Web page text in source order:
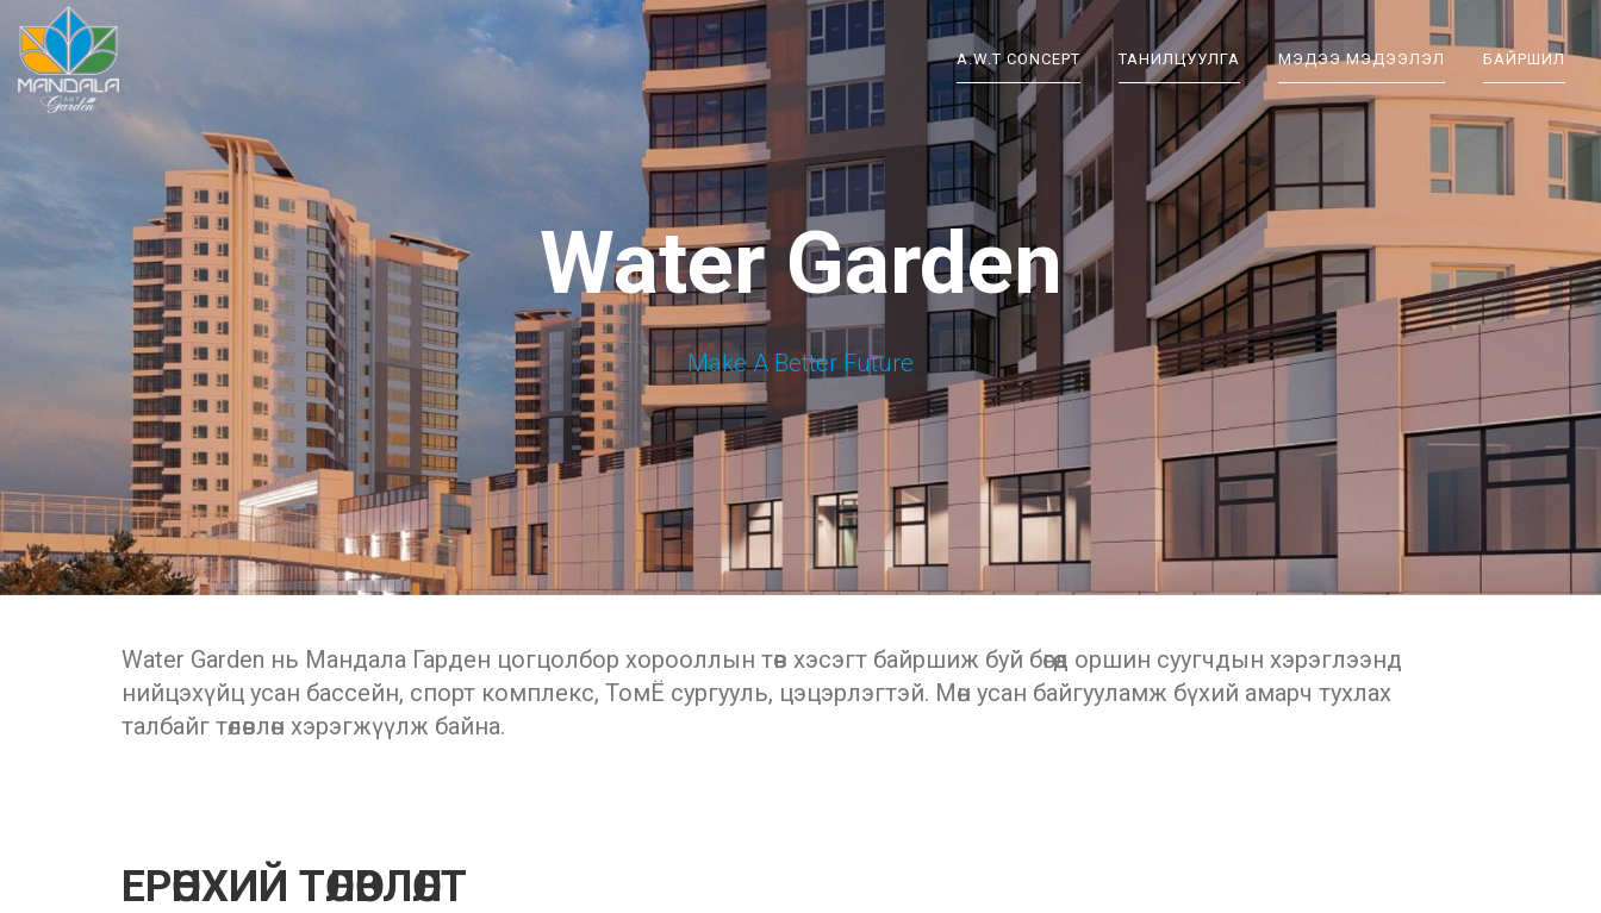
A.W.T CONCEPT ТАНИЛЦУУЛГА МЭДЭЭ МЭДЭЭЛЭЛ БАЙРШИЛ
Water Garden
Make A Better Future
Water Garden нь Мандала Гарден цогцолбор хорооллын төв хэсэгт байршиж буй бөгөөд оршин суугчдын хэрэглээнд
нийцэхүйц усан бассейн, спорт комплекс, ТомЁ сургууль, цэцэрлэгтэй. Мөн усан байгууламж бүхий амарч тухлах
талбайг төлөвлөн хэрэгжүүлж байна.
ЕРӨНХИЙ ТӨЛӨВЛӨЛТ